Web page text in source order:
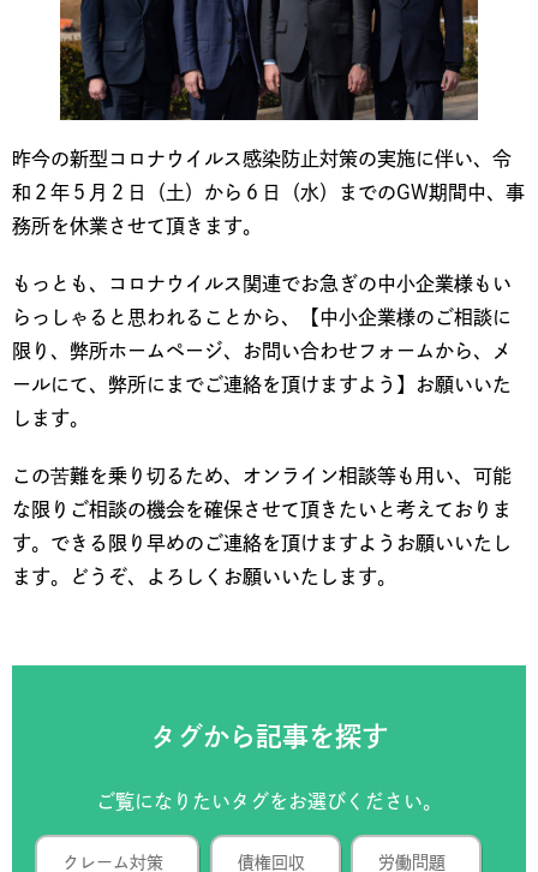
昨今の新型コロナウイルス感染防止対策の実施に伴い、令
和２年５月２日（土）から６日（水）までのGW期間中、事
務所を休業させて頂きます。
もっとも、コロナウイルス関連でお急ぎの中小企業様もい
らっしゃると思われることから、【中小企業様のご相談に
限り、弊所ホームページ、お問い合わせフォームから、メ
ールにて、弊所にまでご連絡を頂けますよう】お願いいた
します。
この苦難を乗り切るため、オンライン相談等も用い、可能
な限りご相談の機会を確保させて頂きたいと考えておりま
す。できる限り早めのご連絡を頂けますようお願いいたし
ます。どうぞ、よろしくお願いいたします。
タグから記事を探す
ご覧になりたいタグをお選びください。
クレーム対策 債権回収 労働問題